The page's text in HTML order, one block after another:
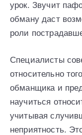
урок. Звучит
обману даст
роли
Специалисты
относительно
обманщика и
научиться
учитывая
неприятность.